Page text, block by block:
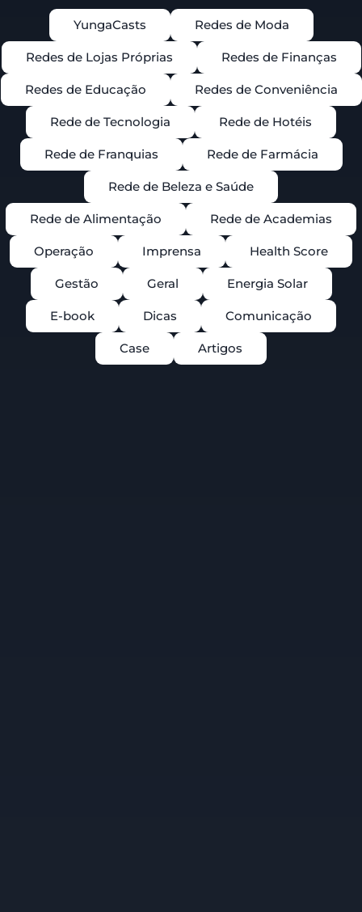
YungaCasts Redes de Moda
Redes de Lojas Próprias Redes de Finanças
Redes de Educação Redes de Conveniência
Rede de Tecnologia Rede de Hotéis
Rede de Franquias Rede de Farmácia
Rede de Beleza e Saúde
Rede de Alimentação Rede de Academias
Operação Imprensa Health Score
Gestão Geral Energia Solar
E-book Dicas Comunicação
Case Artigos